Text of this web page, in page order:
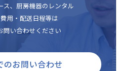
ス、厨房機器のレンタル
用・配送日程等は
問い合わせください
のお問い合わせ